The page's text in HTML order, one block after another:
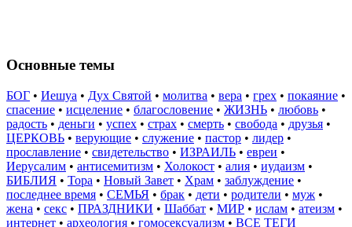
Основные темы
БОГ • Иешуа • Дух Святой • молитва • вера • грех • покаяние •
спасение • исцеление • благословение • ЖИЗНЬ • любовь •
радость • деньги • успех • страх • смерть • свобода • друзья •
ЦЕРКОВЬ • верующие • служение • пастор • лидер •
прославление • свидетельство • ИЗРАИЛЬ • евреи •
Иерусалим • антисемитизм • Холокост • алия • иудаизм •
БИБЛИЯ • Тора • Новый Завет • Храм • заблуждение •
последнее время • СЕМЬЯ • брак • дети • родители • муж •
жена • секс • ПРАЗДНИКИ • Шаббат • МИР • ислам • атеизм •
интернет • археология • гомосексуализм • ВСЕ ТЕГИ